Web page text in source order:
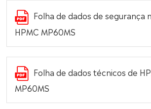
Folha de dados de segurança
HPMC MP60MS
Folha de dados técnicos de
MP60MS